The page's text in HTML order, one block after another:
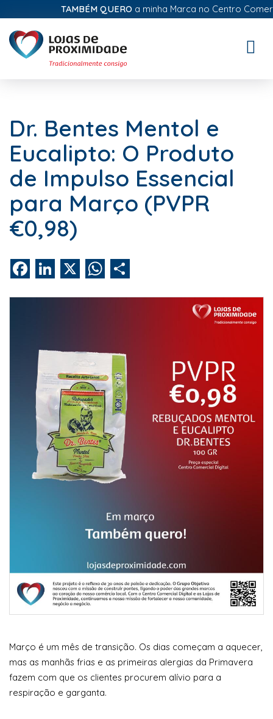
TAMBÉM QUEROa minha Marca no Centro
Dr. Bentes Mentol e
Eucalipto: O Produto
de Impulso Essencial
para Março (PVPR
€0,98)
FacebookLinkedIn WhatsApp
Março é um mês de transição. Os dias começam a aquecer,
mas as manhãs frias e as primeiras alergias da Primavera
fazem com que os clientes procurem alívio para a
respiração e garganta.